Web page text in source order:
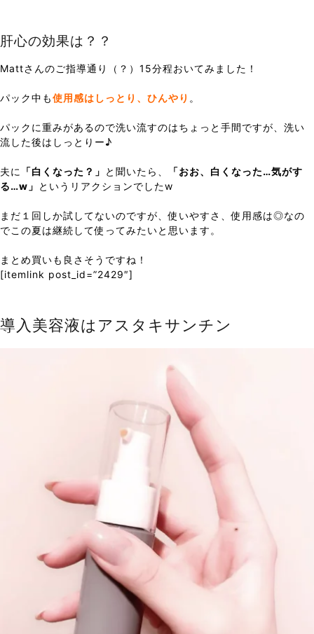
肝心の効果は？？
Mattさんのご指導通り（？）15分程おいてみました！
パック中も使用感はしっとり、ひんやり 。
パックに重みがあるので洗い流すのはちょっと手間ですが、洗い
流した後はしっとりー♪
夫に 「白くなった？」 と聞いたら、
「おお、白くなった…気がす
る…w」 というリアクションでしたw
まだ１回しか試してないのですが、使いやすさ、使用感は◎なの
でこの夏は継続して使ってみたいと思います。
まとめ買いも良さそうですね！
[itemlink post_id=”2429″]
導入美容液はアスタキサンチン